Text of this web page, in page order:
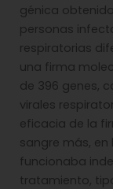
génica
personas
respiratorias
una firma
de 396 genes,
virales
eficacia de la
sangre más,
funcionaba
tratamiento,